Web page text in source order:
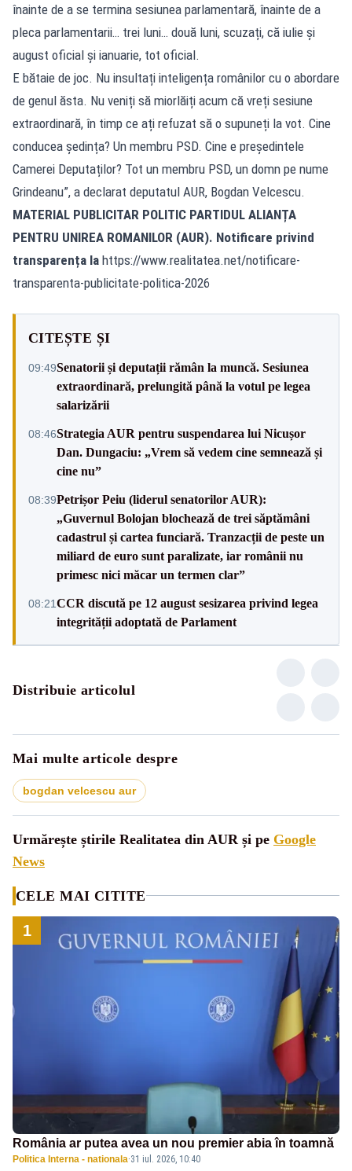
înainte de a se termina sesiunea parlamentară, înainte de a
pleca parlamentarii… trei luni… două luni, scuzați, că iulie și
august oficial și ianuarie, tot oficial.
E bătaie de joc. Nu insultați inteligența românilor cu o abordare
de genul ăsta. Nu veniți să miorlăiți acum că vreți sesiune
extraordinară, în timp ce ați refuzat să o supuneți la vot. Cine
conducea ședința? Un membru PSD. Cine e președintele
Camerei Deputaților? Tot un membru PSD, un domn pe nume
Grindeanu”, a declarat deputatul AUR, Bogdan Velcescu.
MATERIAL PUBLICITAR POLITIC PARTIDUL ALIANȚA
PENTRU UNIREA ROMANILOR (AUR). Notificare privind
transparența la https://www.realitatea.net/notificare-
transparenta-publicitate-politica-2026
CITEȘTE ȘI
09:49Senatorii și deputații rămân la muncă. Sesiunea
extraordinară, prelungită până la votul pe legea
salarizării
08:46Strategia AUR pentru suspendarea lui Nicușor
Dan. Dungaciu: „Vrem să vedem cine semnează și
cine nu”
08:39Petrișor Peiu (liderul senatorilor AUR):
„Guvernul Bolojan blochează de trei săptămâni
cadastrul și cartea funciară. Tranzacții de peste un
miliard de euro sunt paralizate, iar românii nu
primesc nici măcar un termen clar”
08:21CCR discută pe 12 august sesizarea privind legea
integrității adoptată de Parlament
Distribuie articolul
Mai multe articole despre
bogdan velcescu aur
Urmărește știrile Realitatea din AUR și pe Google
News
CELE MAI CITITE
1
România ar putea avea un nou premier abia în toamnă
Politica Interna - nationala·31 iul. 2026, 10:40